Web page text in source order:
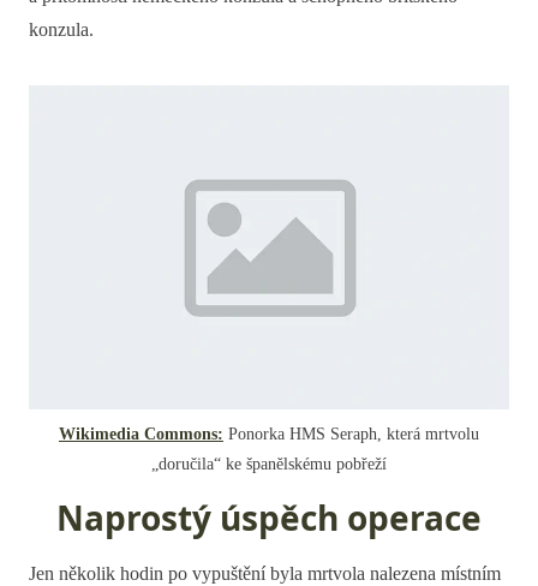
konzula.
Wikimedia Commons: Ponorka HMS Seraph, která mrtvolu
„doručila“ ke španělskému pobřeží
Naprostý úspěch operace
Jen několik hodin po vypuštění byla mrtvola nalezena místním